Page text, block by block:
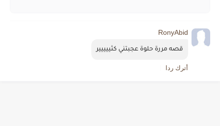
RonyAbid
قصه مررة حلوة عجبتني كثييييير
أترك ردا